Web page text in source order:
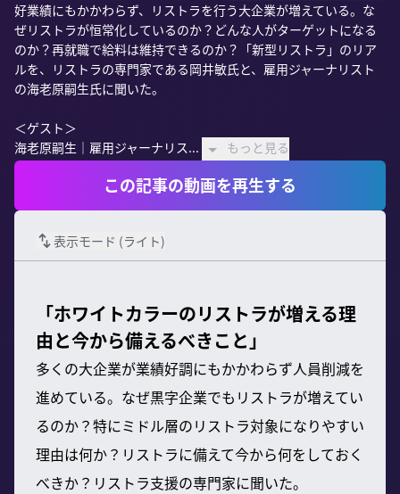
好業績にもかかわらず、リストラを行う大企業が増えている。な
ぜリストラが恒常化しているのか？どんな人がターゲットになる
のか？再就職で給料は維持できるのか？「新型リストラ」のリア
ルを、リストラの専門家である岡井敏氏と、雇用ジャーナリスト
の海老原嗣生氏に聞いた。
＜ゲスト＞
海老原嗣生｜雇用ジャーナリス...
もっと見る
この記事の動画を再生する
表示モード (ライト)
「ホワイトカラーのリストラが増える理
由と今から備えるべきこと」
多くの大企業が業績好調にもかかわらず人員削減を
進めている。なぜ黒字企業でもリストラが増えてい
るのか？特にミドル層のリストラ対象になりやすい
理由は何か？リストラに備えて今から何をしておく
べきか？リストラ支援の専門家に聞いた。